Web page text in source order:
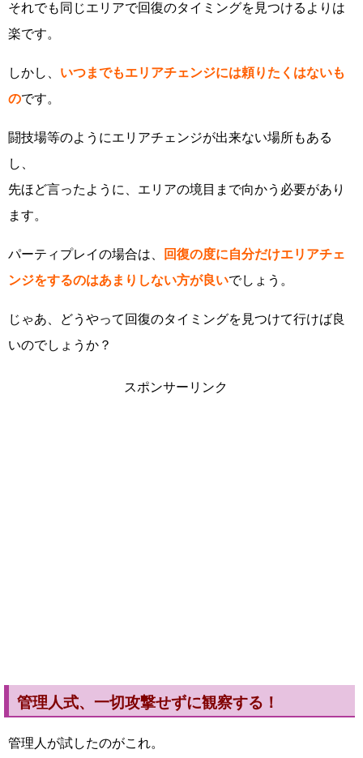
それでも同じエリアで回復のタイミングを見つけるよりは
楽です。
しかし、 いつまでもエリアチェンジには頼りたくはないも
のです。
闘技場等のようにエリアチェンジが出来ない場所もある
し、
先ほど言ったように、エリアの境目まで向かう必要があり
ます。
パーティプレイの場合は、
回復の度に自分だけエリアチェ
ンジをするのはあまりしない方が良いでしょう。
じゃあ、どうやって回復のタイミングを見つけて行けば良
いのでしょうか？
スポンサーリンク
管理人式、一切攻撃せずに観察する！
管理人が試したのがこれ。